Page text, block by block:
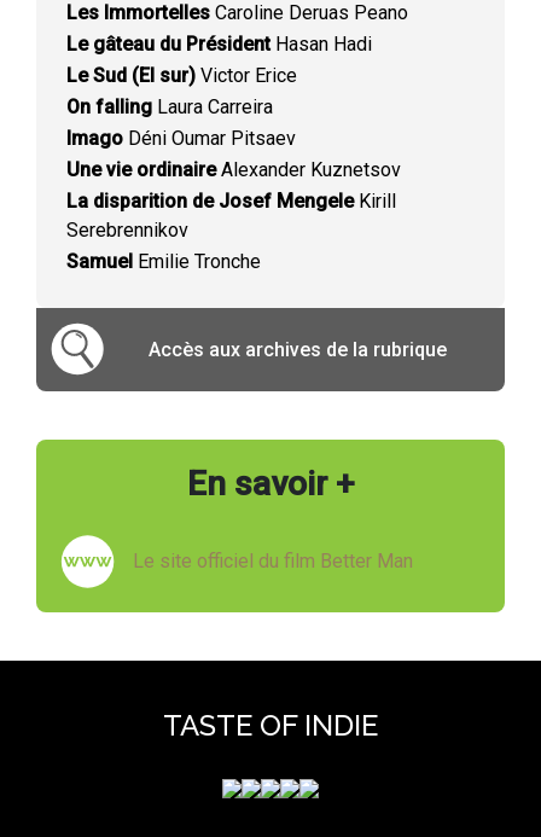
Les Immortelles Caroline Deruas Peano
Le gâteau du PrésidentHasan Hadi
Le Sud (El sur) Victor Erice
On falling Laura Carreira
Imago Déni Oumar Pitsaev
Une vie ordinaireAlexander Kuznetsov
La disparition de Josef MengeleKirill
Serebrennikov
Samuel Emilie Tronche
Accès aux archives de la rubrique
En savoir +
Le site officiel du film Better Man
TASTE OF INDIE